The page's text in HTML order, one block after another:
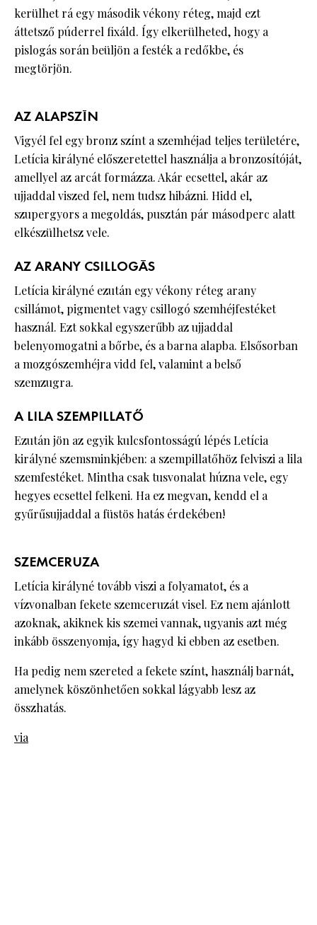
kerülhet rá egy második vékony réteg, majd ezt
áttetsző púderrel fixáld. Így elkerülheted, hogy a
pislogás során beüljön a festék a redőkbe, és
megtörjön.
AZ ALAPSZÍN
Vigyél fel egy bronz színt a szemhéjad teljes területére,
Letícia királyné előszeretettel használja a bronzosítóját,
amellyel az arcát formázza. Akár ecsettel, akár az
ujjaddal viszed fel, nem tudsz hibázni. Hidd el,
szupergyors a megoldás, pusztán pár másodperc alatt
elkészülhetsz vele.
AZ ARANY CSILLOGÁS
Letícia királyné ezután egy vékony réteg arany
csillámot, pigmentet vagy csillogó szemhéjfestéket
használ. Ezt sokkal egyszerűbb az ujjaddal
belenyomogatni a bőrbe, és a barna alapba. Elsősorban
a mozgószemhéjra vidd fel, valamint a belső
szemzugra.
A LILA SZEMPILLATŐ
Ezután jön az egyik kulcsfontosságú lépés Letícia
királyné szemsminkjében: a szempillatőhöz felviszi a lila
szemfestéket. Mintha csak tusvonalat húzna vele, egy
hegyes ecsettel felkeni. Ha ez megvan, kendd el a
gyűrűsujjaddal a füstös hatás érdekében!
SZEMCERUZA
Letícia királyné tovább viszi a folyamatot, és a
vízvonalban fekete szemceruzát visel. Ez nem ajánlott
azoknak, akiknek kis szemei vannak, ugyanis azt még
inkább összenyomja, így hagyd ki ebben az esetben.
Ha pedig nem szereted a fekete színt, használj barnát,
amelynek köszönhetően sokkal lágyabb lesz az
összhatás.
via